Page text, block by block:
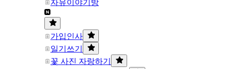
자유이야기방
가입인사
일기쓰기
꽃 사진 자랑하기